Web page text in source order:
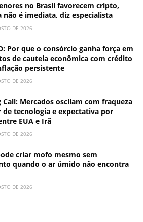
no Brasil favorecem cripto,
não é imediata, diz especialista
DE 2026
Por que o consórcio ganha força em
de cautela econômica com crédito
persistente
DE 2026
Call: Mercados oscilam com fraqueza
de tecnologia e expectativa por
EUA e Irã
DE 2026
criar mofo mesmo sem
quando o ar úmido não encontra
DE 2026